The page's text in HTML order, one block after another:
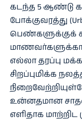
கடந்த 5 ஆண்டு
போக்குவரத்து
பெண்களுக்குக்
எல்லா தரப்பு
சிறப்புமிக்க
உன்னதமான
எளிதாக